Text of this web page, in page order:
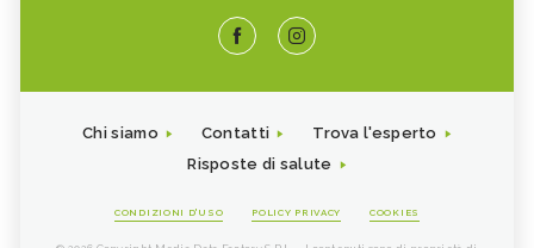
Chi siamo Contatti
Trova l'esperto
Risposte di salute
CONDIZIONI D'USO POLICY PRIVACY COOKIES